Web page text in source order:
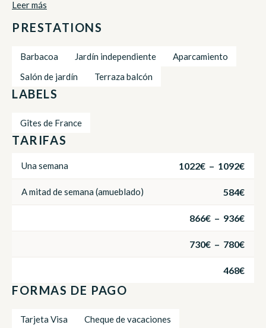
Leer más
PRESTATIONS
Barbacoa Jardín independiente
Aparcamiento
Salón de jardín
Terraza balcón
LABELS
Gîtes de France
TARIFAS
Una semana 1022€ – 1092€
A mitad de semana (amueblado) 584€
866€ – 936€
730€ – 780€
468€
FORMAS DE PAGO
Tarjeta Visa Cheque de vacaciones